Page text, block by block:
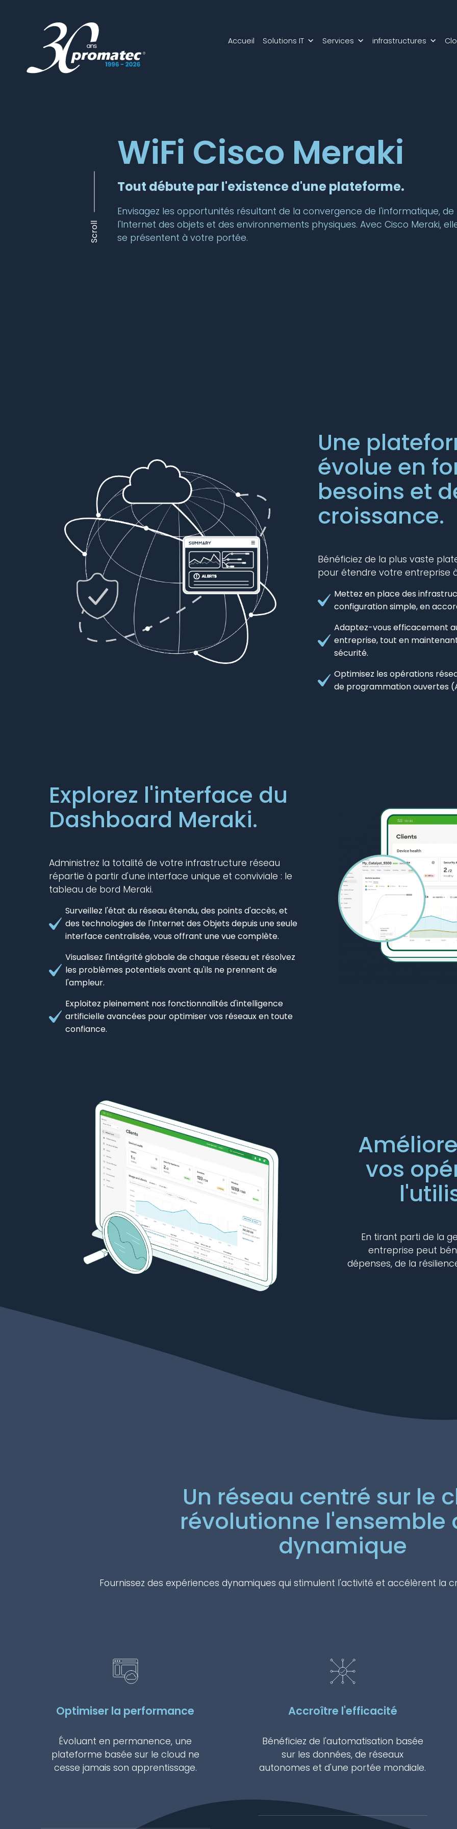
Accueil Solutions IT Services infrastructures
WiFi Cisco Meraki
Tout débute par l'existence d'une plateforme.
Envisagez les opportunités résultant de la convergence de l'informatique, de
l'Internet des objets et des environnements physiques. Avec Cisco Meraki,
se présentent à votre portée.
Scroll
Une
évolue en
besoins et
croissance.
Bénéficiez de la plus vaste
pour étendre votre entreprise
Mettez en place des
configuration simple, en
Adaptez-vous efficacement
entreprise, tout en
sécurité.
Optimisez les opérations
de programmation ouvertes
Explorez l'interface du
Dashboard Meraki.
Administrez la totalité de votre infrastructure réseau
répartie à partir d'une interface unique et conviviale : le
tableau de bord Meraki.
Surveillez l'état du réseau étendu, des points d'accès, et
des technologies de l'Internet des Objets depuis une seule
interface centralisée, vous offrant une vue complète.
Visualisez l'intégrité globale de chaque réseau et résolvez
les problèmes potentiels avant qu'ils ne prennent de
l'ampleur.
Exploitez pleinement nos fonctionnalités d'intelligence
artificielle avancées pour optimiser vos réseaux en toute
confiance.
vos
En tirant parti de la
entreprise peut
dépenses, de la
Un réseau centré sur le
révolutionne l'ensemble
dynamique
Fournissez des expériences dynamiques qui stimulent l'activité et accélèrent la
Optimiser la performance
Évoluant en permanence, une
plateforme basée sur le cloud ne
cesse jamais son apprentissage.
Accroître l'efficacité
Bénéficiez de l'automatisation basée
sur les données, de réseaux
autonomes et d'une portée mondiale.